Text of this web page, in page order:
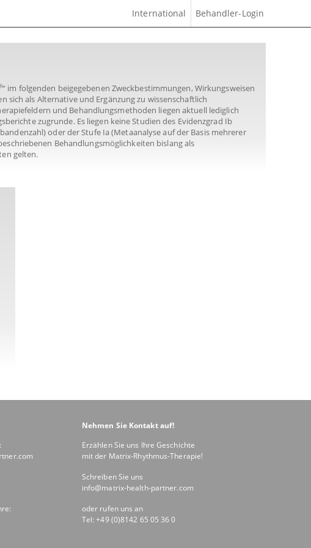
International Behandler-Login
“ im folgenden beigegebenen Zweckbestimmungen, Wirkungsweisen
als Alternative und Ergänzung zu wissenschaftlich
und Behandlungsmethoden liegen aktuell lediglich
zugrunde. Es liegen keine Studien des Evidenzgrad Ib
oder der Stufe Ia (Metaanalyse auf der Basis mehrerer
Behandlungsmöglichkeiten bislang als
gelten.
Nehmen Sie Kontakt auf!
Erzählen Sie uns Ihre Geschichte
mit der Matrix-Rhythmus-Therapie!
Schreiben Sie uns
info@matrix-health-partner.com
oder rufen uns an
Tel: +49 (0)8142 65 05 36 0